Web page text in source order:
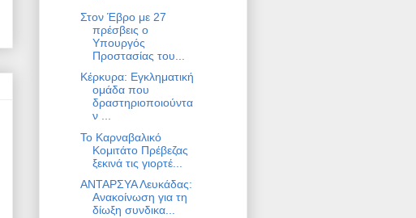
Στον Έβρο με 27
πρέσβεις ο
Υπουργός
Προστασίας του...
Κέρκυρα: Εγκληματική
ομάδα που
δραστηριοποιούντα
ν ...
Το Καρναβαλικό
Κομιτάτο Πρέβεζας
ξεκινά τις γιορτέ...
ΑΝΤΑΡΣΥΑ Λευκάδας:
Ανακοίνωση για τη
δίωξη συνδικα...